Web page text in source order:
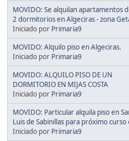
MOVIDO: Se alquilan apartamentos
2 dormitorios en Algeciras - zona
Iniciado por Primaria9
MOVIDO: Alquilo piso en Algeciras.
Iniciado por Primaria9
MOVIDO: ALQUILO PISO DE UN
DORMITORIO EN MIJAS COSTA
Iniciado por Primaria9
MOVIDO: Particular alquila piso en
Luis de Sabinillas para próximo curso
Iniciado por Primaria9